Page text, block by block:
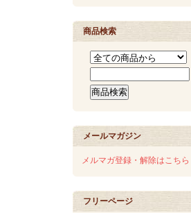
商品検索
メールマガジン
メルマガ登録・解除はこちら
フリーページ